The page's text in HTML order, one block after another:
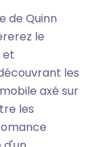
de Quinn
le
et
les
axé sur
les